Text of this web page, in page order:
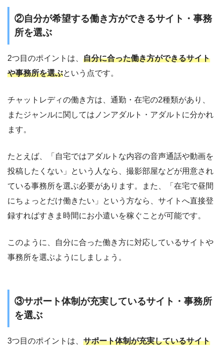
②自分が希望する働き方ができるサイト・事務
所を選ぶ
2つ目のポイントは、 自分に合った働き方ができるサイト
や事務所を選ぶという点です。
チャットレディの働き方は、通勤・在宅の2種類があり、
またジャンルに関してはノンアダルト・アダルトに分かれ
ます。
たとえば、「自宅ではアダルトな内容の音声通話や動画を
投稿したくない」という人なら、撮影部屋などが用意され
ている事務所を選ぶ必要があります。また、「在宅で昼間
にちょっとだけ働きたい」という方なら、サイトへ直接登
録すればすきま時間にお小遣いを稼ぐことが可能です。
このように、自分に合った働き方に対応しているサイトや
事務所を選ぶようにしましょう。
③サポート体制が充実しているサイト・事務所
を選ぶ
3つ目のポイントは、 サポート体制が充実しているサイト